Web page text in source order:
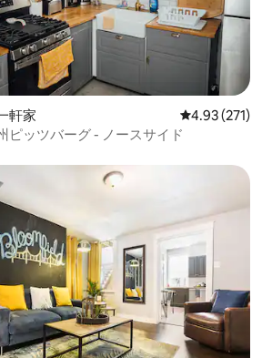
軒家 レビュー271
4.93 (271)
ピッツバーグ - ノースサイド